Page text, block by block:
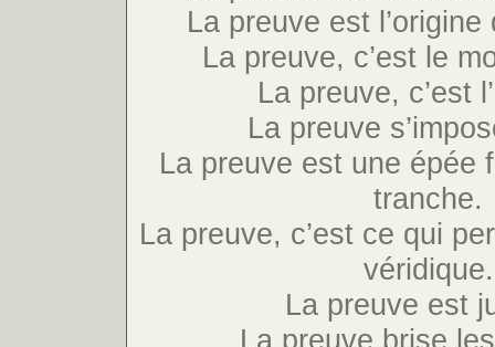
La preuve est
La preuve, c’est le
La preuve, c’est
La preuve
La preuve est une épée
tranche.
La preuve, c’est ce qui
véridique.
La preuve est
La preuve brise